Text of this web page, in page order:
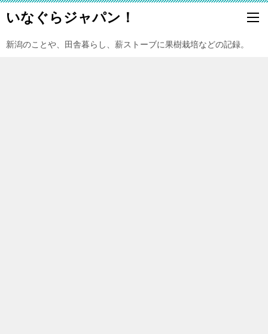
いなぐらジャパン！
新潟のことや、田舎暮らし、薪ストーブに果樹栽培などの記録。